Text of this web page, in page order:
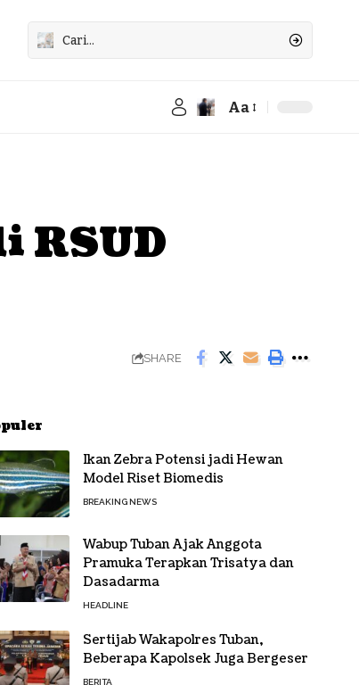
Font
Aa
RSUD
SHARE
Ikan Zebra Potensi jadi Hewan
Model Riset Biomedis
BREAKING NEWS
Wabup Tuban Ajak Anggota
Pramuka Terapkan Trisatya dan
Dasadarma
HEADLINE
Sertijab Wakapolres Tuban,
Beberapa Kapolsek Juga Bergeser
BERITA